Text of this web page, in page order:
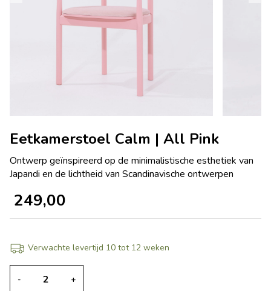
Eetkamerstoel Calm | All Pink
Ontwerp geïnspireerd op de minimalistische esthetiek van
Japandi en de lichtheid van Scandinavische ontwerpen
249,00
Verwachte levertijd 10 tot 12 weken
- +